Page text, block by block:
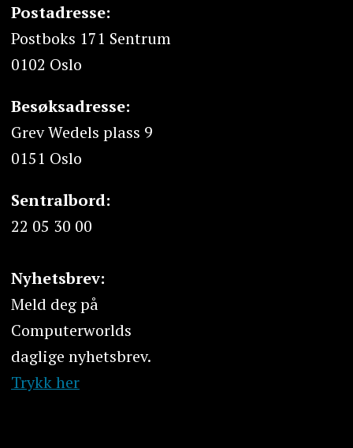
Postadresse:
Postboks 171 Sentrum
0102 Oslo
Besøksadresse:
Grev Wedels plass 9
0151 Oslo
Sentralbord:
22 05 30 00
Nyhetsbrev:
Meld deg på
Computerworlds
daglige nyhetsbrev.
Trykk her